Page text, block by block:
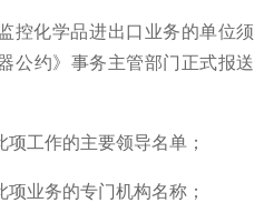
化学品进出口业务的单位须
公约》事务主管部门正式报送
工作的主要领导名单；
业务的专门机构名称；